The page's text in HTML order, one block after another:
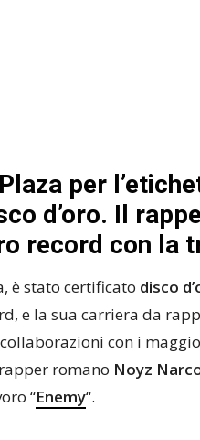
per
d’oro. Il
record con la
è stato certificato disco
e la sua carriera da
con i
romano Noyz
“Enemy“.